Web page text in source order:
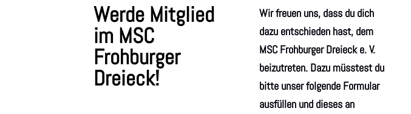
Werde Mitglied
im MSC
Frohburger
Dreieck!
Wir freuen uns, dass du dich
dazu entschieden hast, dem
MSC Frohburger Dreieck e. V.
beizutreten. Dazu müsstest du
bitte unser folgende Formular
ausfüllen und dieses an